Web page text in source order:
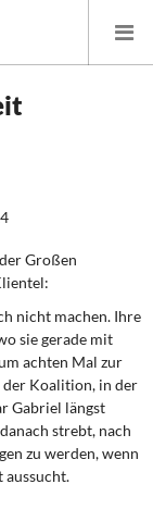
Großen
nicht machen. Ihre
sie gerade mit
achten Mal zur
Koalition, in der
Gabriel längst
strebt, nach
zu werden, wenn
aussucht.